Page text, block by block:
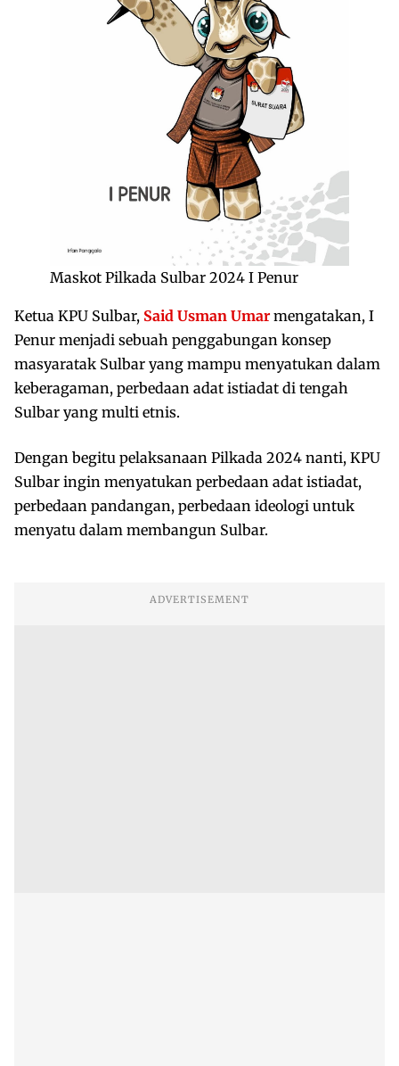
Maskot Pilkada Sulbar 2024 I Penur
Ketua KPU Sulbar, Said Usman Umarmengatakan, I
Penur menjadi sebuah penggabungan konsep
masyaratak Sulbar yang mampu menyatukan dalam
keberagaman, perbedaan adat istiadat di tengah
Sulbar yang multi etnis.
Dengan begitu pelaksanaan Pilkada 2024 nanti, KPU
Sulbar ingin menyatukan perbedaan adat istiadat,
perbedaan pandangan, perbedaan ideologi untuk
menyatu dalam membangun Sulbar.